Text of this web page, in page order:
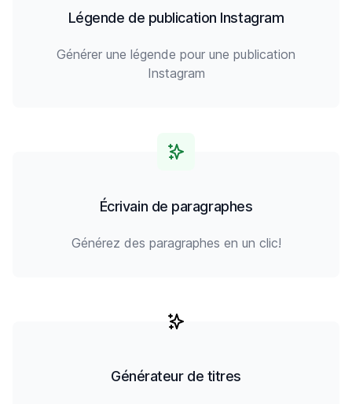
Légende de publication Instagram
Générer une légende pour une publication
Instagram
Écrivain de paragraphes
Générez des paragraphes en un clic!
Générateur de titres